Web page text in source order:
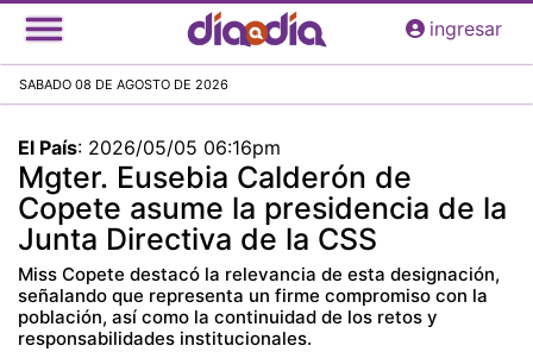
Pasar
al
principal
ingresar
SABADO 08 DE AGOSTO DE 2026
El País: 2026/05/05 06:16pm
Mgter. Eusebia Calderón de
Copete asume la presidencia de la
Junta Directiva de la CSS
Miss Copete destacó la relevancia de esta designación,
señalando que representa un firme compromiso con la
población, así como la continuidad de los retos y
responsabilidades institucionales.